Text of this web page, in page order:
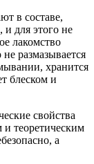
в составе,
и для этого не
лакомство
размазывается
хранится
блеском и
свойства
и теоретическим
а